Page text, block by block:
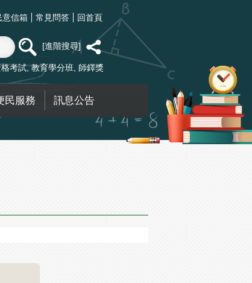
意信箱 常見問答 回首頁
進階搜尋
考試 教育學分班 師鐸獎
民服務 訊息公告